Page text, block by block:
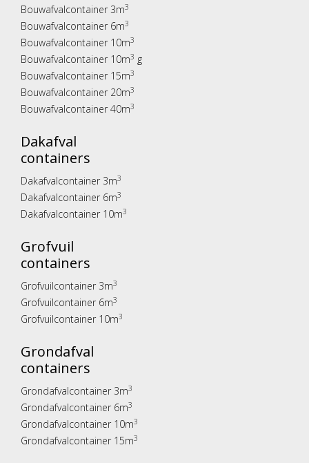
Bouwafvalcontainer 3m3
Bouwafvalcontainer 6m3
Bouwafvalcontainer 10m3
Bouwafvalcontainer 10m3 g
Bouwafvalcontainer 15m3
Bouwafvalcontainer 20m3
Bouwafvalcontainer 40m3
Dakafval
containers
Dakafvalcontainer 3m3
Dakafvalcontainer 6m3
Dakafvalcontainer 10m3
Grofvuil
containers
Grofvuilcontainer 3m3
Grofvuilcontainer 6m3
Grofvuilcontainer 10m3
Grondafval
containers
Grondafvalcontainer 3m3
Grondafvalcontainer 6m3
Grondafvalcontainer 10m3
Grondafvalcontainer 15m3